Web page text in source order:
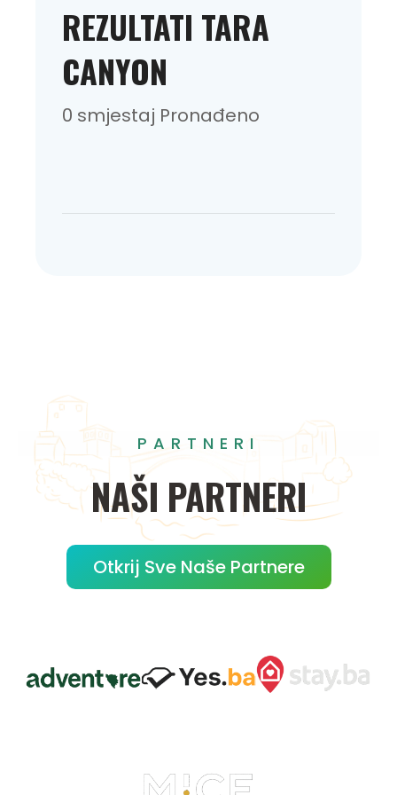
REZULTATI TARA
CANYON
0 smjestaj Pronađeno
PARTNERI
NAŠI PARTNERI
Otkrij Sve Naše Partnere